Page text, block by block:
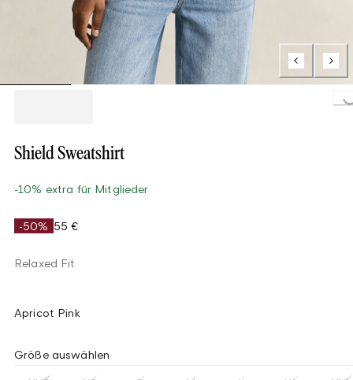
Loading...
Shield Sweatshirt
-10% extra für Mitglieder
-50% 55 €
Relaxed Fit
Apricot Pink
Größe auswählen